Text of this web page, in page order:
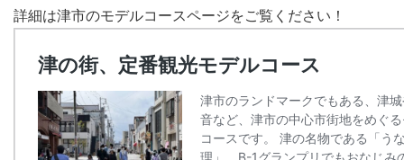
詳細は津市のモデルコースページをご覧ください！